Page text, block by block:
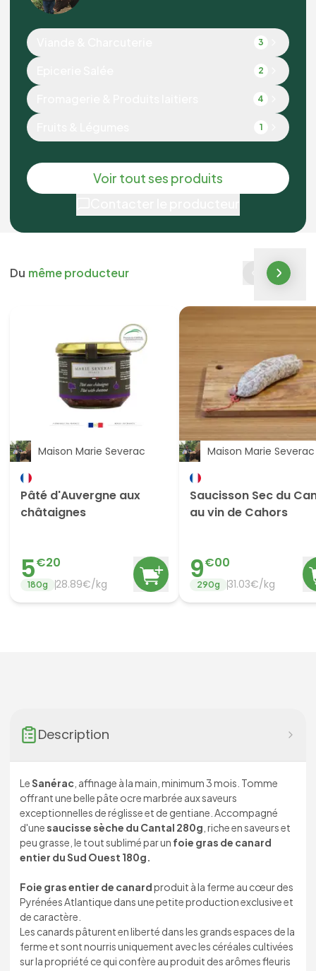
3
2
4
1
Voir tout ses produits
Du même producteur
Maison Marie Severac
Pâté d'Auvergne aux
châtaignes
5€20
180g 28.89€/kg
Maison Marie Severac
Saucisson Sec du
au vin de Cahors
9€00
290g 31.03€/kg
Description
LeSanérac , affinage à la main, minimum 3 mois. Tomme
offrant une belle pâte ocre marbrée aux saveurs
exceptionnelles de réglisse et de gentiane. Accompagné
d'une saucisse sèche du Cantal 280g , riche en saveurs et
peu grasse, le tout sublimé par un foie gras de canard
entier du Sud Ouest 180g.
Foie gras entier de canardproduit à la ferme au cœur des
Pyrénées Atlantique dans une petite production exclusive et
de caractère.
Les canards pâturent en liberté dans les grands espaces de la
ferme et sont nourris uniquement avec les céréales cultivées
sur la propriété ce qui confère au produit des arômes fleuris